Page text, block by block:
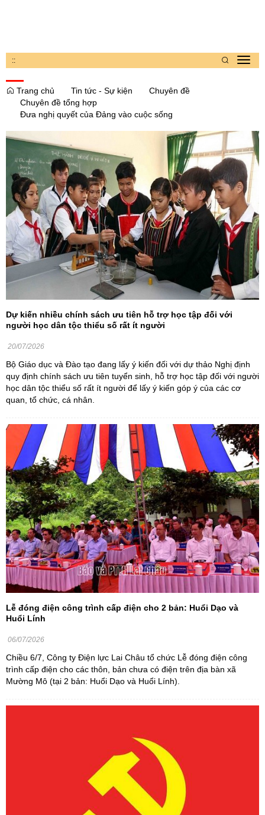
::
Trang chủ
Tin tức - Sự kiện
Chuyên đề
Chuyên đề tổng hợp
Đưa nghị quyết của Đảng vào cuộc sống
Dự kiến nhiều chính sách ưu tiên hỗ trợ học tập đối với
người học dân tộc thiểu số rất ít người
20/07/2026
Bộ Giáo dục và Đào tạo đang lấy ý kiến đối với dự thảo Nghị định
quy định chính sách ưu tiên tuyển sinh, hỗ trợ học tập đối với người
học dân tộc thiểu số rất ít người để lấy ý kiến góp ý của các cơ
quan, tổ chức, cá nhân.
Lễ đóng điện công trình cấp điện cho 2 bản: Huổi Dạo và
Huổi Lính
06/07/2026
Chiều 6/7, Công ty Điện lực Lai Châu tổ chức Lễ đóng điện công
trình cấp điện cho các thôn, bản chưa có điện trên địa bàn xã
Mường Mô (tại 2 bản: Huổi Dạo và Huổi Lính).